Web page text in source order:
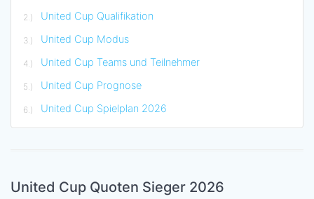
United Cup Qualifikation
United Cup Modus
United Cup Teams und Teilnehmer
United Cup Prognose
United Cup Spielplan 2026
United Cup Quoten Sieger 2026